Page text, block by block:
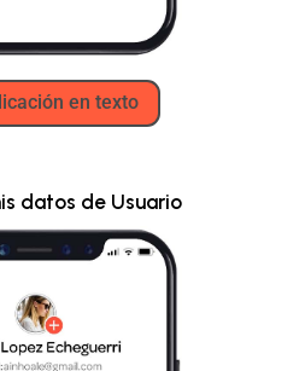
en texto
datos de Usuario